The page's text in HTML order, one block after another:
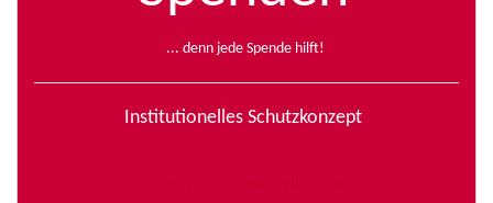
... denn jede Spende hilft!
Institutionelles Schutzkonzept